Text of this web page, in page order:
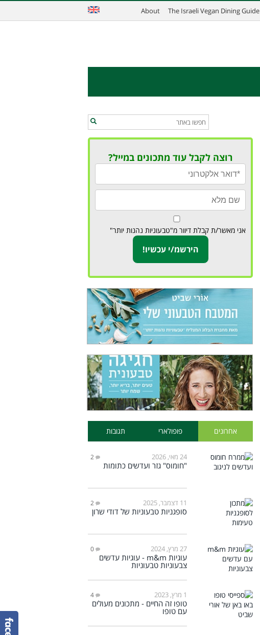
The Israeli Vegan Dining Guide
About
רוצה לקבל עוד מתכונים במייל?
אני מאשר/ת קבלת דיוור מ"טבעוניות נהנות יותר"
אחרונים פופולארי תגובות
24 מאי, 2026 2
"חומוס" גזר ועדשים כתומות
11 דצמבר, 2025 2
סופגניות טבעוניות של דודי שרון
27 מרץ, 2024 0
עוגיות m&m - עוגיות עדשים
צבעוניות טבעוניות
1 מרץ, 2023 4
טופו זה החיים - מתכונים מעולים
עם טופו